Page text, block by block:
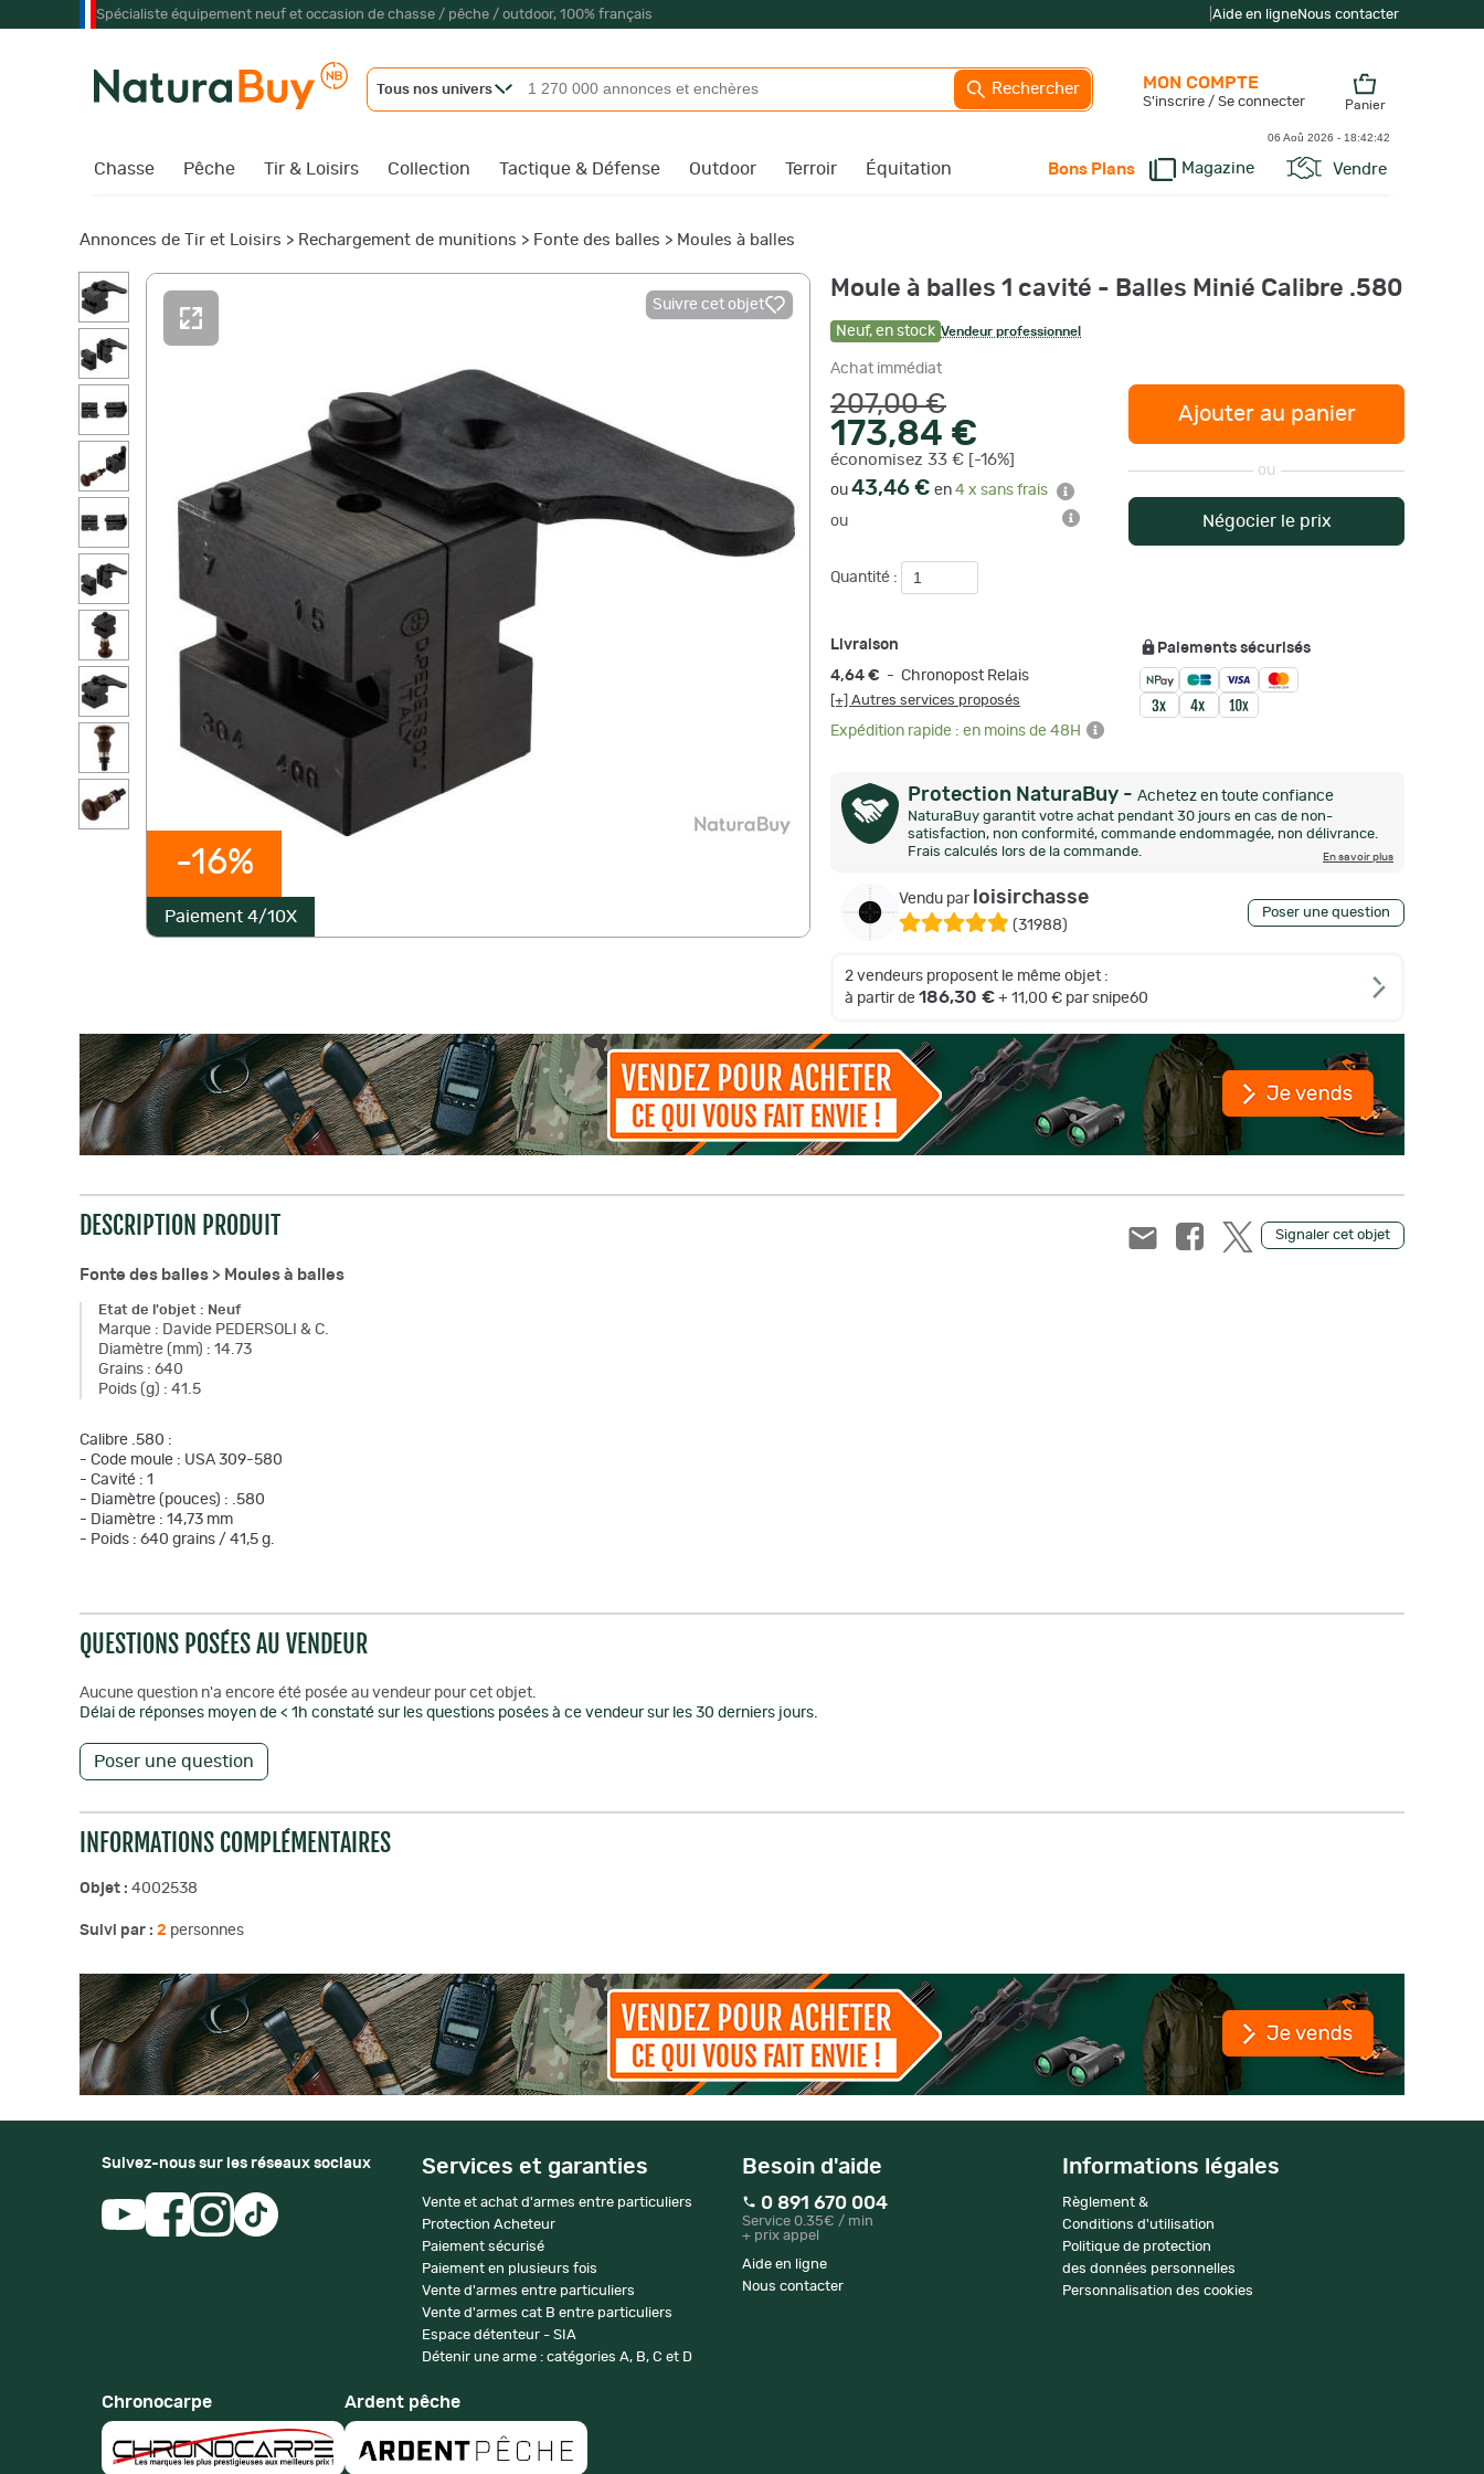
Spécialiste équipement neuf et occasion de chasse / pêche / outdoor, 100% français Aide en ligneNous contacter
Tous nos univers Rechercher
Chasse Pêche Tir & Loisirs Collection Tactique & Défense Outdoor Terroir Équitation Bons Plans Magazine Vendre
MON COMPTE
S'inscrire / Se connecter Panier
06 Aoû 2026 - 18:42:42
Annonces de Tir et Loisirs > Rechargement de munitions > Fonte des balles > Moules à balles
-16%
Paiement 4/10X
Suivre cet objet
Moule à balles 1 cavité - Balles Minié Calibre .580
Neuf, en stock Vendeur professionnel
Achat immédiat
207,00 €
173,84 €
économisez 33 € [-16%]
ou 43,46 € en 4 x sans frais
ou
Quantité :
Ajouter au panier
ou
Négocier le prix
Livraison
4,64 € - Chronopost Relais
[+] Autres services proposés
Expédition rapide : en moins de 48H
Paiements sécurisés
Protection NaturaBuy - Achetez en toute confiance
NaturaBuy garantit votre achat pendant 30 jours en cas de non-
satisfaction, non conformité, commande endommagée, non délivrance.
Frais calculés lors de la commande.
En savoir plus
Vendu par loisirchasse
(31988)
Poser une question
2 vendeurs proposent le même objet :
à partir de 186,30 € + 11,00 € par snipe60
Signaler cet objet
DESCRIPTION PRODUIT
Fonte des balles > Moules à balles
Etat de l'objet : Neuf
Marque : Davide PEDERSOLI & C.
Diamètre (mm) : 14.73
Grains : 640
Poids (g) : 41.5
Calibre .580 :
- Code moule : USA 309-580
- Cavité : 1
- Diamètre (pouces) : .580
- Diamètre : 14,73 mm
- Poids : 640 grains / 41,5 g.
QUESTIONS POSÉES AU VENDEUR
Aucune question n'a encore été posée au vendeur pour cet objet.
Délai de réponses moyen de < 1h constaté sur les questions posées à ce vendeur sur les 30 derniers jours.
Poser une question
INFORMATIONS COMPLÉMENTAIRES
Objet : 4002538
Suivi par : 2 personnes
Suivez-nous sur les réseaux sociaux Services et garanties
Vente et achat d'armes entre particuliers
Protection Acheteur
Paiement sécurisé
Paiement en plusieurs fois
Vente d'armes entre particuliers
Vente d'armes cat B entre particuliers
Espace détenteur - SIA
Détenir une arme : catégories A, B, C et D
Besoin d'aide
0 891 670 004
Service 0.35€ / min
+ prix appel
Aide en ligne
Nous contacter
Informations légales
Règlement &
Conditions d'utilisation
Politique de protection
des données personnelles
Personnalisation des cookies
Chronocarpe Ardent pêche